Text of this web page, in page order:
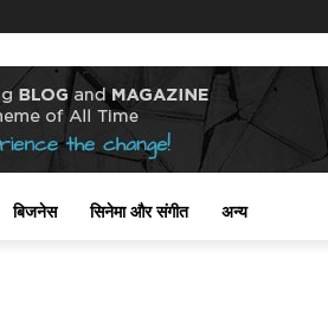
बिजनेस सिनेमा और संगीत अन्य